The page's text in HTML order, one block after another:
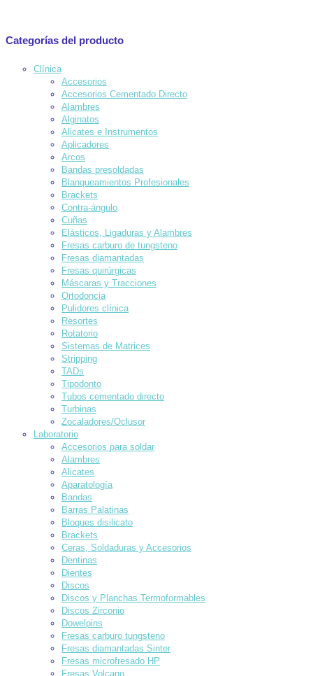
Categorías del producto
Clínica
Accesorios
Accesorios Cementado Directo
Alambres
Alginatos
Alicates e Instrumentos
Aplicadores
Arcos
Bandas presoldadas
Blanqueamientos Profesionales
Brackets
Contra-ángulo
Cuñas
Elásticos, Ligaduras y Alambres
Fresas carburo de tungsteno
Fresas diamantadas
Fresas quirúrgicas
Máscaras y Tracciones
Ortodoncia
Pulidores clínica
Resortes
Rotatorio
Sistemas de Matrices
Stripping
TADs
Tipodonto
Tubos cementado directo
Turbinas
Zocaladores/Oclusor
Laboratorio
Accesorios para soldar
Alambres
Alicates
Aparatología
Bandas
Barras Palatinas
Bloques disilicato
Brackets
Ceras, Soldaduras y Accesorios
Dentinas
Dientes
Discos
Discos y Planchas Termoformables
Discos Zirconio
Dowelpins
Fresas carburo tungsteno
Fresas diamantadas Sinter
Fresas microfresado HP
Fresas Volcano